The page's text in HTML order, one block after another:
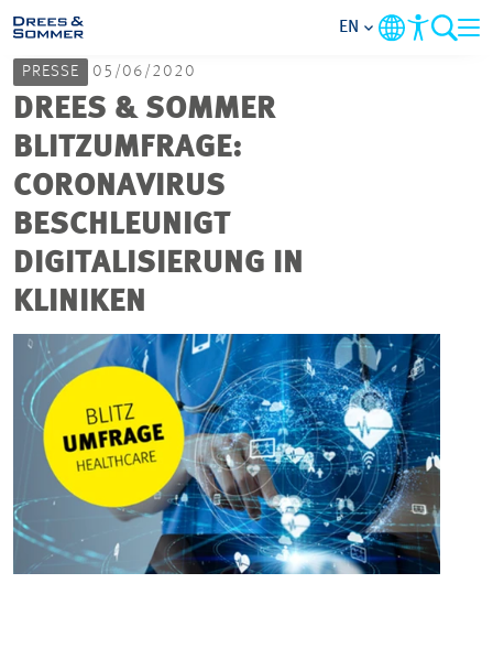
MARKETS
COMPANY
CAREER
PROJECTS
CONTACT
EN
PRESSE 05/06/2020
DREES & SOMMER
BLITZUMFRAGE:
CORONAVIRUS
BESCHLEUNIGT
DIGITALISIERUNG IN
KLINIKEN